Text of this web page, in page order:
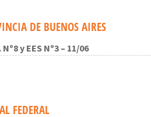
DE BUENOS AIRES
Nº8 y EES Nº3 – 11/06
FEDERAL